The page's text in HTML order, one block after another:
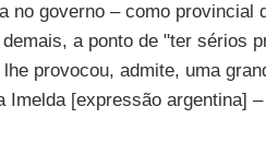
no governo – como provincial
a ponto de "ter sérios
provocou, admite, uma
Imelda [expressão argentina] –